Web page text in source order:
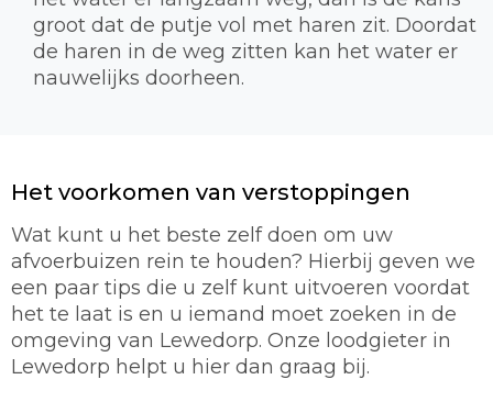
groot dat de putje vol met haren zit. Doordat
de haren in de weg zitten kan het water er
nauwelijks doorheen.
Het voorkomen van verstoppingen
Wat kunt u het beste zelf doen om uw
afvoerbuizen rein te houden? Hierbij geven we
een paar tips die u zelf kunt uitvoeren voordat
het te laat is en u iemand moet zoeken in de
omgeving van Lewedorp. Onze loodgieter in
Lewedorp helpt u hier dan graag bij.